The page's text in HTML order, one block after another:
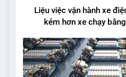
Liệu việc vận hành xe
kém hơn xe chạy
bố từ nhà
THỬ
3
Thử
của